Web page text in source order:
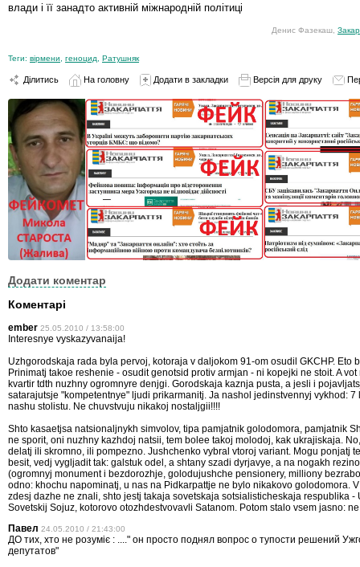
влади і її занадто активній міжнародній політиці
Денис Фазекаш,
Теги: вірмени геноцид Ратушняк
Ділитись На головну Додати в закладки Версія для друку
Додати коментар
Коментарі
ember 25.05.2010 / 13:58:00
Interesnye vyskazyvanaija!
Uzhgorodskaja rada byla pervoj, kotoraja v daljokom 91-om osudil GKCHP. Eto
Prinimatj takoe reshenie - osudit genotsid protiv armjan - ni kopejki ne stoit. A
kvartir tdth nuzhny ogromnyre denjgi. Gorodskaja kaznja pusta, a jesli i
satarajutsje "kompetentnye" ljudi prikarmanitj. Ja nashol jedinstvennyj vykhod: 7
nashu stolistu. Ne chuvstvuju nikakoj nostaljgii!!!!
Shto kasaetjsa natsionaljnykh simvolov, tipa pamjatnik golodomora, pamjatnik
ne sporit, oni nuzhny kazhdoj natsii, tem bolee takoj molodoj, kak ukrajiskaja.
delatj ili skromno, ili pompezno. Jushchenko vybral vtoroj variant. Mogu ponjatj
besit, vedj vygljadit tak: galstuk odel, a shtany szadi dyrjavye, a na nogakh
(ogromnyj monument i bezdorozhje, golodujushche pensionery, milliony
odno: khochu napominatj, u nas na Pidkarpattje ne bylo nikakovo golodomora.
zdesj dazhe ne znali, shto jestj takaja sovetskaja sotsialisticheskaja respublika -
Sovetskij Sojuz, kotorovo otozhdestvovavli Satanom. Potom stalo vsem jasno:
Павел 24.05.2010 / 21:43:00
ДО тих, хто не розуміє : ...." он просто поднял вопрос о тупости решений
депутатов"